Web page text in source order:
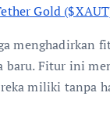
Gold
menghadirkan
baru. Fitur ini
miliki tanpa